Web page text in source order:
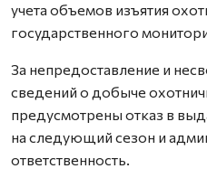
учета объемов изъятия
государственного
За непредоставление и
сведений о добыче
предусмотрены отказ в
на следующий сезон и
ответственность.